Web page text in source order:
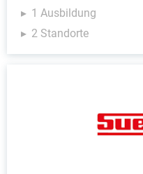
1 Ausbildung
2 Standorte